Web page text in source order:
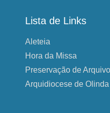
Lista de Links
Aleteia
Hora da Missa
Preservação de
Arquidiocese de